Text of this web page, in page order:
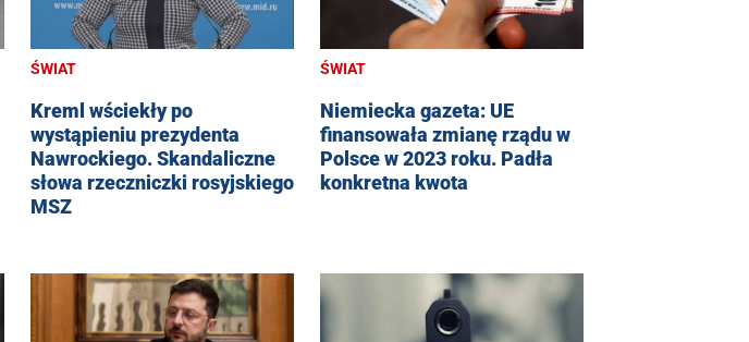
ŚWIAT
Kreml wściekły po
wystąpieniu prezydenta
Nawrockiego. Skandaliczne
słowa rzeczniczki rosyjskiego
MSZ
ŚWIAT
Niemiecka gazeta: UE
finansowała zmianę rządu w
Polsce w 2023 roku. Padła
konkretna kwota